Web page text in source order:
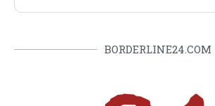
BORDERLINE24.COM